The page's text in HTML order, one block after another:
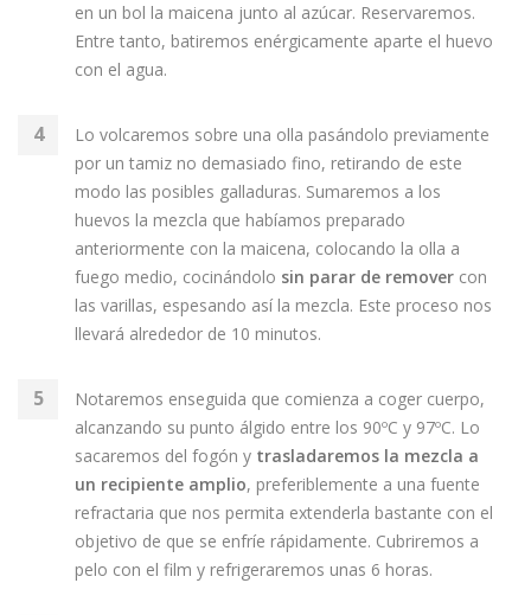
en un bol la maicena junto al azúcar. Reservaremos.
Entre tanto, batiremos enérgicamente aparte el huevo
con el agua.
Lo volcaremos sobre una olla pasándolo previamente
por un tamiz no demasiado fino, retirando de este
modo las posibles galladuras. Sumaremos a los
huevos la mezcla que habíamos preparado
anteriormente con la maicena, colocando la olla a
fuego medio, cocinándolo sin parar de remover con
las varillas, espesando así la mezcla. Este proceso nos
llevará alrededor de 10 minutos.
Notaremos enseguida que comienza a coger cuerpo,
alcanzando su punto álgido entre los 90ºC y 97ºC. Lo
sacaremos del fogón y trasladaremos la mezcla a
un recipiente amplio, preferiblemente a una fuente
refractaria que nos permita extenderla bastante con el
objetivo de que se enfríe rápidamente. Cubriremos a
pelo con el film y refrigeraremos unas 6 horas.